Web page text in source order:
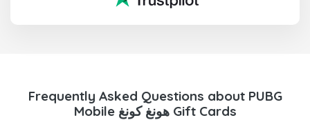
Frequently Asked Questions about PUBG
Mobile هونغ كونغ Gift Cards